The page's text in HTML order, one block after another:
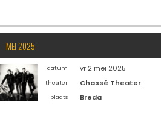
MEI 2025
datum vr 2 mei 2025
theater Chassé Theater
plaats
Breda